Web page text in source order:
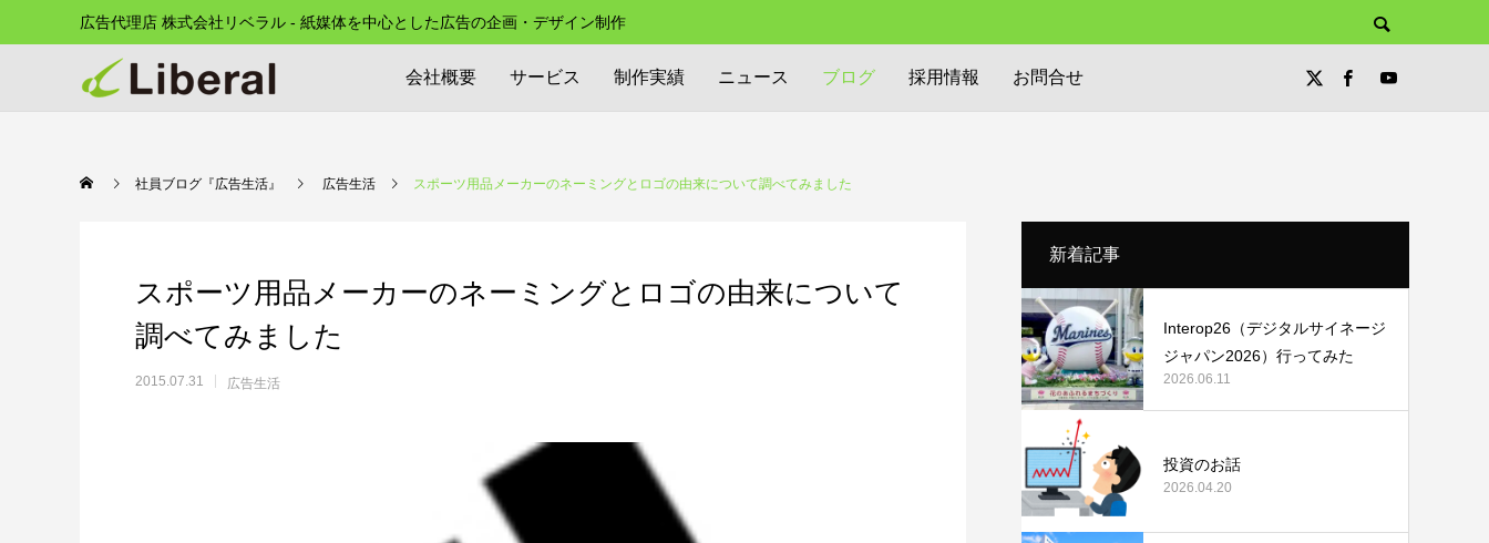
広告代理店 株式会社リベラル - 紙媒体を中心とした広告の企画・デザイン制作
会社概要 サービス 制作実績 ニュース ブログ 採用情報 お問合せ
社員ブログ『広告生活』 広告生活 スポーツ用品メーカーのネーミングとロゴの由来について調べてみました
スポーツ用品メーカーのネーミングとロゴの由来について
調べてみました
2015.07.31 広告生活
新着記事
Interop26（デジタルサイネージ
ジャパン2026）行ってみた
2026.06.11
投資のお話
2026.04.20